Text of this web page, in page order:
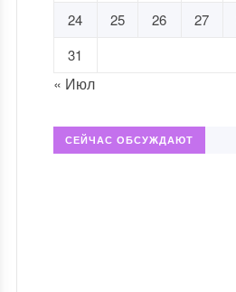
24
25 26 27
31
« Июл
СЕЙЧАС ОБСУЖДАЮТ